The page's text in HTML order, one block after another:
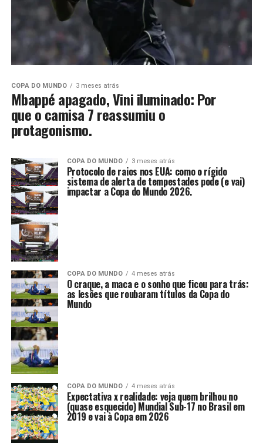
COPA DO MUNDO 3 meses atrás
Mbappé apagado, Vini iluminado: Por
que o camisa 7 reassumiu o
protagonismo.
COPA DO MUNDO 3 meses atrás
Protocolo de raios nos EUA: como o rígido
sistema de alerta de tempestades pode (e vai)
impactar a Copa do Mundo 2026.
COPA DO MUNDO 4 meses atrás
O craque, a maca e o sonho que ficou para trás:
as lesões que roubaram títulos da Copa do
Mundo
COPA DO MUNDO 4 meses atrás
Expectativa x realidade: veja quem brilhou no
(quase esquecido) Mundial Sub-17 no Brasil em
2019 e vai à Copa em 2026